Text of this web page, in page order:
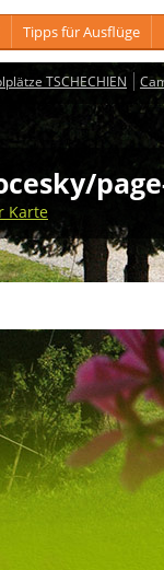
Tipps für Ausflüge
TSCHECHIEN
Karte